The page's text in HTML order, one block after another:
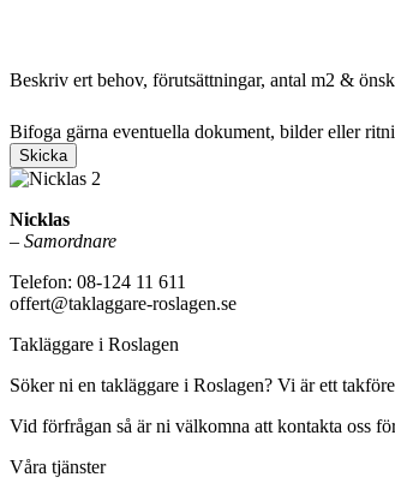
Beskriv ert behov, förutsättningar, antal m2 &
Bifoga gärna eventuella dokument, bilder eller
Skicka
Nicklas
– Samordnare
Telefon: 08-124 11 611
offert@taklaggare-roslagen.se
Takläggare i Roslagen
Söker ni en takläggare i Roslagen? Vi är ett
Vid förfrågan så är ni välkomna att kontakta oss
Våra tjänster